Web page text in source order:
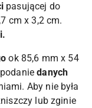
pasującej do
cm x 3,2 cm.
ok 85,6 mm x 54
danych
Aby nie była
lub zginie